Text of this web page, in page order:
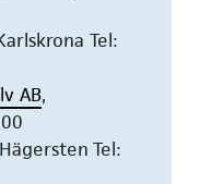
Tel:
AB,
Tel: